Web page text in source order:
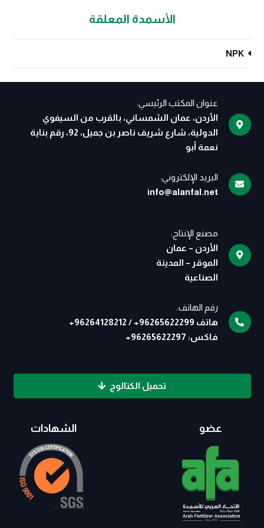
الأسمدة المعلقة
NPK
عنوان المكتب الرئيسي:
الأردن، عمان الشمساني، بالقرب من السيفوي
الدولية، شارع شريف ناصر بن جميل، 92، رقم بناية
نعمة أبو
البريد الإلكتروني:
info@alanfal.net
مصنع الإنتاج:
الأردن – عمان
الموقر – المدينة
الصناعية
رقم الهاتف:
هاتف 96265622299
+
/
96264128212
+
فاكس: 96265622297
+
تحميل الكتالوج
عضو الشهادات